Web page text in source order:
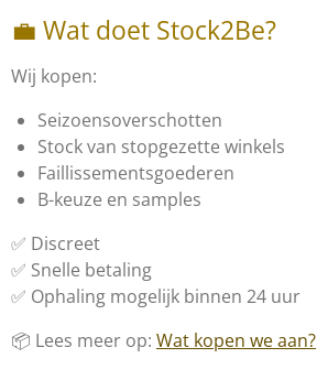
💼 Wat doet Stock2Be?
Wij kopen:
Seizoensoverschotten
Stock van stopgezette winkels
Faillissementsgoederen
B-keuze en samples
✅ Discreet
✅ Snelle betaling
✅ Ophaling mogelijk binnen 24 uur
📦 Lees meer op: Wat kopen we aan?